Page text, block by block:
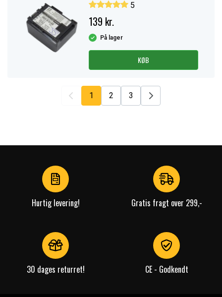
5
139 kr.
På lager
KØB
1 2 3
Hurtig levering! Gratis fragt over 299,-
30 dages returret! CE - Godkendt